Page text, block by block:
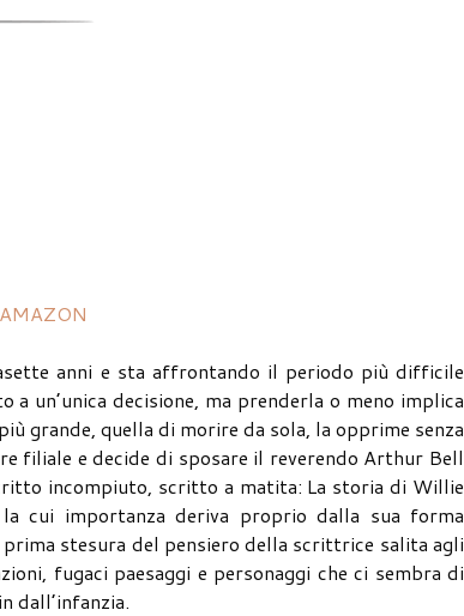
AMAZON
anni e sta affrontando il periodo più difficile
un’unica decisione, ma prenderla o meno implica
grande, quella di morire da sola, la opprime senza
filiale e decide di sposare il reverendo Arthur Bell
incompiuto, scritto a matita: La storia di Willie
cui importanza deriva proprio dalla sua forma
stesura del pensiero della scrittrice salita agli
fugaci paesaggi e personaggi che ci sembra di
dall’infanzia.